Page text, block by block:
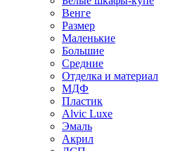
Венге
Размер
Маленькие
Большие
Средние
Отделка и материал
МДФ
Пластик
Alvic Luxe
Эмаль
Акрил